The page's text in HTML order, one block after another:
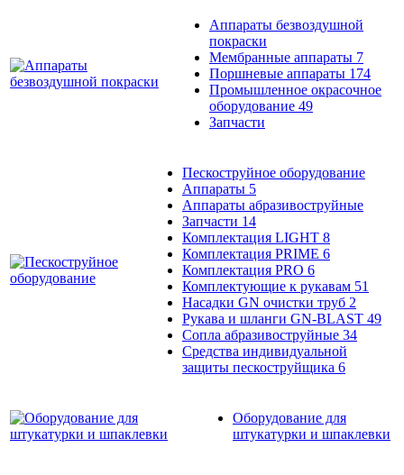
Аппараты безвоздушной
покраски
Мембранные аппараты 7
Поршневые аппараты 174
Промышленное окрасочное
оборудование 49
Запчасти
Пескоструйное оборудование
Аппараты 5
Аппараты абразивоструйные
Запчасти 14
Комплектация LIGHT 8
Комплектация PRIME 6
Комплектация PRO 6
Комплектующие к рукавам 51
Насадки GN очистки труб 2
Рукава и шланги GN-BLAST 49
Сопла абразивоструйные 34
Средства индивидуальной
защиты пескоструйщика 6
Оборудование для
штукатурки и шпаклевки